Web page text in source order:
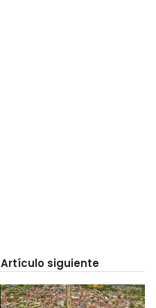
Artículo siguiente